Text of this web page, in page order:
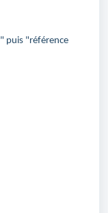
puis "référence